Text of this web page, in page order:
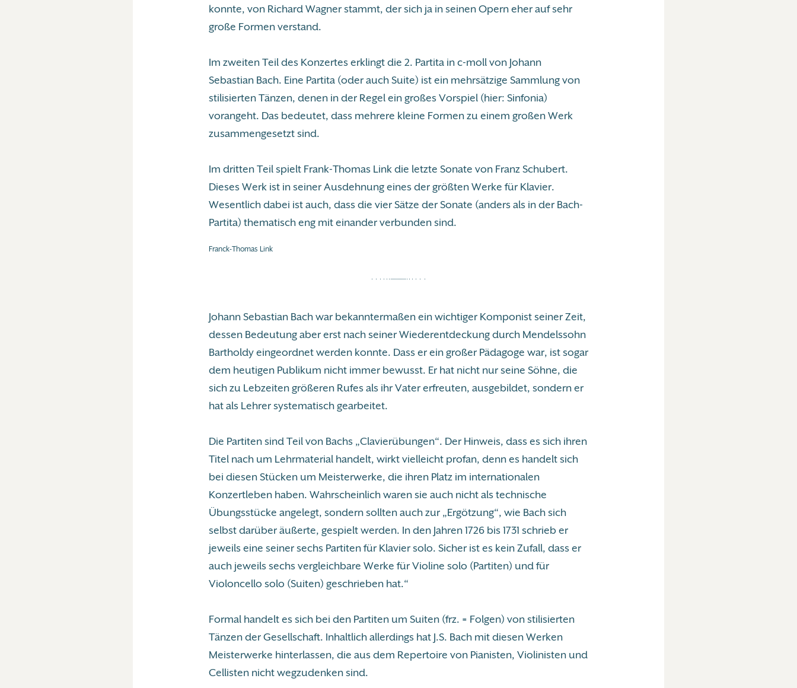
konnte, von Richard Wagner stammt, der sich ja in seinen Opern eher auf sehr
große Formen verstand.
Im zweiten Teil des Konzertes erklingt die 2. Partita in c-moll von Johann
Sebastian Bach. Eine Partita (oder auch Suite) ist ein mehrsätzige Sammlung von
stilisierten Tänzen, denen in der Regel ein großes Vorspiel (hier: Sinfonia)
vorangeht. Das bedeutet, dass mehrere kleine Formen zu einem großen Werk
zusammengesetzt sind.
Im dritten Teil spielt Frank-Thomas Link die letzte Sonate von Franz Schubert.
Dieses Werk ist in seiner Ausdehnung eines der größten Werke für Klavier.
Wesentlich dabei ist auch, dass die vier Sätze der Sonate (anders als in der Bach-
Partita) thematisch eng mit einander verbunden sind.
Franck-Thomas Link
Johann Sebastian Bach war bekanntermaßen ein wichtiger Komponist seiner Zeit,
dessen Bedeutung aber erst nach seiner Wiederentdeckung durch Mendelssohn
Bartholdy eingeordnet werden konnte. Dass er ein großer Pädagoge war, ist sogar
dem heutigen Publikum nicht immer bewusst. Er hat nicht nur seine Söhne, die
sich zu Lebzeiten größeren Rufes als ihr Vater erfreuten, ausgebildet, sondern er
hat als Lehrer systematisch gearbeitet.
Die Partiten sind Teil von Bachs „Clavierübungen“. Der Hinweis, dass es sich ihren
Titel nach um Lehrmaterial handelt, wirkt vielleicht profan, denn es handelt sich
bei diesen Stücken um Meisterwerke, die ihren Platz im internationalen
Konzertleben haben. Wahrscheinlich waren sie auch nicht als technische
Übungsstücke angelegt, sondern sollten auch zur „Ergötzung“, wie Bach sich
selbst darüber äußerte, gespielt werden. In den Jahren 1726 bis 1731 schrieb er
jeweils eine seiner sechs Partiten für Klavier solo. Sicher ist es kein Zufall, dass er
auch jeweils sechs vergleichbare Werke für Violine solo (Partiten) und für
Violoncello solo (Suiten) geschrieben hat.“
Formal handelt es sich bei den Partiten um Suiten (frz. = Folgen) von stilisierten
Tänzen der Gesellschaft. Inhaltlich allerdings hat J.S. Bach mit diesen Werken
Meisterwerke hinterlassen, die aus dem Repertoire von Pianisten, Violinisten und
Cellisten nicht wegzudenken sind.